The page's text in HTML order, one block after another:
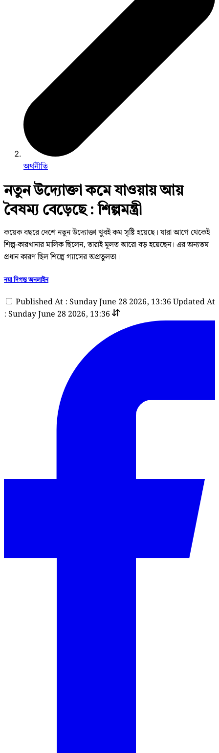
অর্থনীতি
নতুন উদ্যোক্তা কমে যাওয়ায় আয়
বৈষম্য বেড়েছে : শিল্পমন্ত্রী
কয়েক বছরে দেশে নতুন উদ্যোক্তা খুবই কম সৃষ্টি হয়েছে। যারা আগে থেকেই
শিল্প-কারখানার মালিক ছিলেন, তারাই মূলত আরো বড় হয়েছেন। এর অন্যতম
প্রধান কারণ ছিল শিল্পে গ্যাসের অপ্রতুলতা।
নয়া দিগন্ত অনলাইন
Published At : Sunday June 28 2026, 13:36 Updated At
: Sunday June 28 2026, 13:36